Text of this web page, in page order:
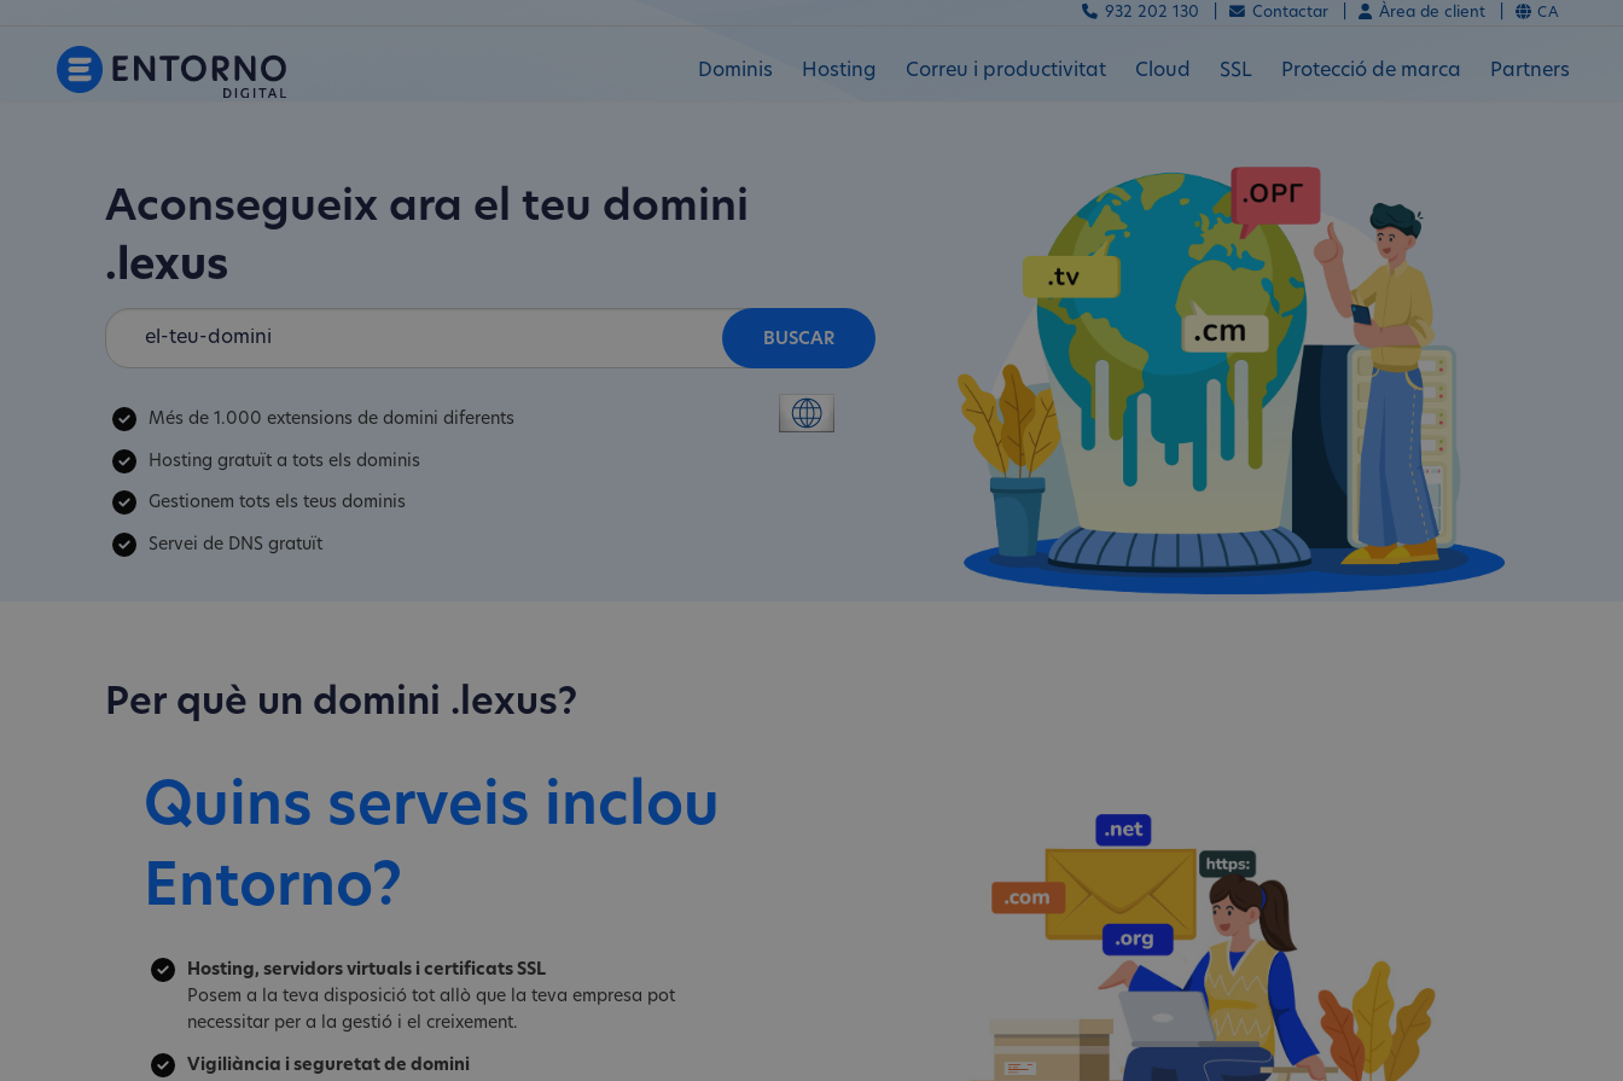
Dominis Hosting Correu i productivitat Cloud SSL Protecció de marca Partners
932 202 130 | Contactar | Àrea de client | CA
Aconsegueix ara el teu domini
.lexus
BUSCAR
Més de 1.000 extensions de domini diferents
Hosting gratuït a tots els dominis
Gestionem tots els teus dominis
Servei de DNS gratuït
Per què un domini .lexus?
Quins serveis inclou
Entorno?
Hosting, servidors virtuals i certificats SSL
Posem a la teva disposició tot allò que la teva empresa pot
necessitar per a la gestió i el creixement.
Vigiliància i seguretat de domini